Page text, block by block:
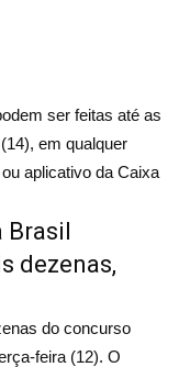
ser feitas até as
em qualquer
aplicativo da Caixa
Brasil
dezenas,
do concurso
feira (12). O